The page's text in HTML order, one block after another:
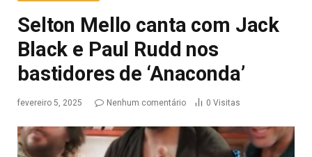
Selton Mello canta com Jack
Black e Paul Rudd nos
bastidores de ‘Anaconda’
fevereiro 5, 2025 Nenhum comentário 0 Visitas